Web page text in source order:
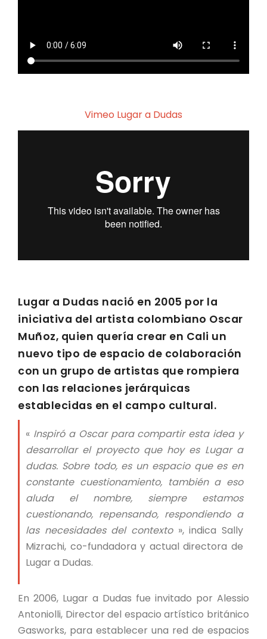
Vimeo Lugar a Dudas
Lugar a Dudas nació en 2005 por la
iniciativa del artista colombiano Oscar
Muñoz, quien quería crear en Cali un
nuevo tipo de espacio de colaboración
con un grupo de artistas que rompiera
con las relaciones jerárquicas
establecidas en el campo cultural.
« Inspiró a Oscar para compartir esta idea y
desarrollar el proyecto que hoy es Lugar a
dudas. Sobre todo, es un espacio que es en
constante cuestionamiento, también a eso
aluda el nombre, siempre estamos
cuestionando, repensando, respondiendo a
las necesidades del contexto», indica Sally
Mizrachi, co-fundadora y actual directora de
Lugar a Dudas.
En 2006, Lugar a Dudas fue invitado por Alessio
Antoniolli, Director del espacio artístico británico
Gasworks, para establecer una red de espacios